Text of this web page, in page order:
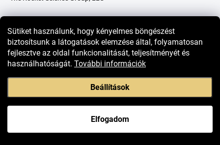
Sütiket használunk, hogy kényelmes böngészést
biztosítsunk a látogatások elemzése által, folyamatosan
fejlesztve az oldal funkcionalitását, teljesítményét és
használhatóságát. További információk
Beállítások
Elfogadom
Székhely: 675 Ponce de Leon Ave NE, Suite 5000, Atlanta, GA
30308, Spojené štáty americké)
mint az Adatkezelő által használt hírlevélküldő szoftver
fejlesztőjét és karbantartóját (a továbbiakban: Adatfeldolgozó).